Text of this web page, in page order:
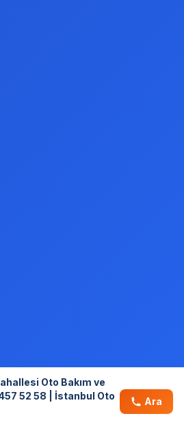
Oto Bakım ve
52 58 | İstanbul Oto
Ara